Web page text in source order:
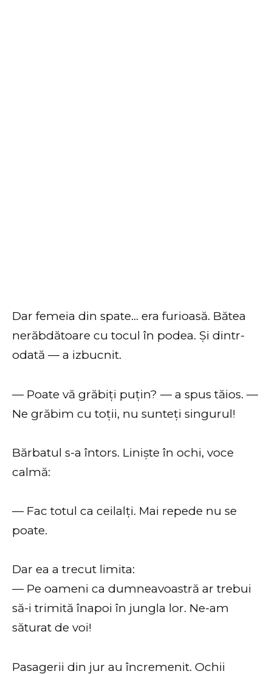
Dar femeia din spate… era furioasă. Bătea
nerăbdătoare cu tocul în podea. Și dintr-
odată — a izbucnit.
— Poate vă grăbiți puțin? — a spus tăios. —
Ne grăbim cu toții, nu sunteți singurul!
Bărbatul s-a întors. Liniște în ochi, voce
calmă:
— Fac totul ca ceilalți. Mai repede nu se
poate.
Dar ea a trecut limita:
— Pe oameni ca dumneavoastră ar trebui
să-i trimită înapoi în jungla lor. Ne-am
săturat de voi!
Pasagerii din jur au încremenit. Ochii